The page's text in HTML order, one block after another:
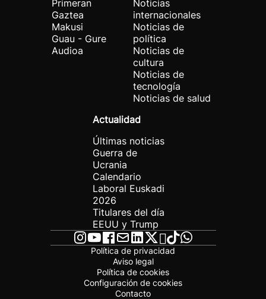
Primeran
Gaztea
Makusi
Guau - Gure
Audioa
Noticias
internacionales
Noticias de
política
Noticias de
cultura
Noticias de
tecnología
Noticias de salud
Actualidad
Últimas noticias
Guerra de
Ucrania
Calendario
Laboral Euskadi
2026
Titulares del día
EEUU y Trump
Política de privacidad
Aviso legal
Política de cookies
Configuración de cookies
Contacto